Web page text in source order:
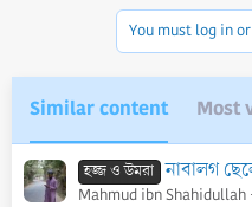
You must log in
Similar content Most
হজ্জ ও উমরা নাবালগ ছেলে হজ্জের সময় কি তাকে
Mahmud ibn Shahidullah